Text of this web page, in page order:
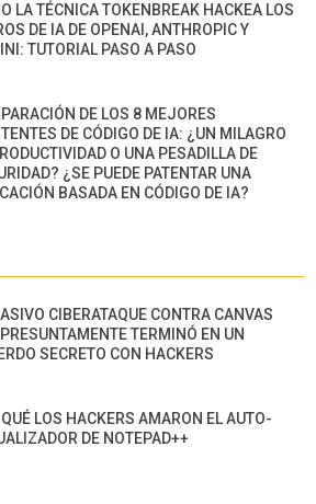
LA TÉCNICA TOKENBREAK HACKEA LOS
DE IA DE OPENAI, ANTHROPIC Y
TUTORIAL PASO A PASO
DE LOS 8 MEJORES
DE CÓDIGO DE IA: ¿UN MILAGRO
O UNA PESADILLA DE
¿SE PUEDE PATENTAR UNA
BASADA EN CÓDIGO DE IA?
CIBERATAQUE CONTRA CANVAS
TERMINÓ EN UN
SECRETO CON HACKERS
QUÉ LOS HACKERS AMARON EL AUTO-
DE NOTEPAD++